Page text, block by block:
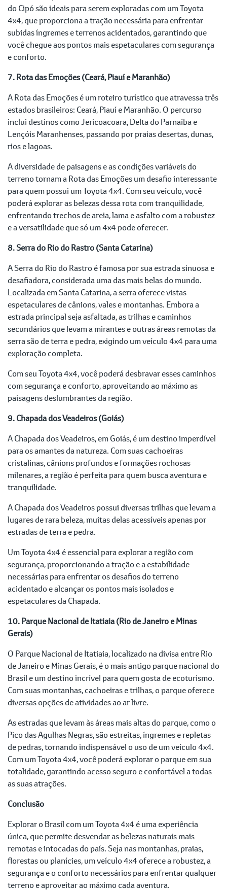
do Cipó são ideais para serem exploradas com um Toyota
4x4, que proporciona a tração necessária para enfrentar
subidas íngremes e terrenos acidentados, garantindo que
você chegue aos pontos mais espetaculares com segurança
e conforto.
7. Rota das Emoções (Ceará, Piauí e Maranhão)
A Rota das Emoções é um roteiro turístico que atravessa três
estados brasileiros: Ceará, Piauí e Maranhão. O percurso
inclui destinos como Jericoacoara, Delta do Parnaíba e
Lençóis Maranhenses, passando por praias desertas, dunas,
rios e lagoas.
A diversidade de paisagens e as condições variáveis do
terreno tornam a Rota das Emoções um desafio interessante
para quem possui um Toyota 4x4. Com seu veículo, você
poderá explorar as belezas dessa rota com tranquilidade,
enfrentando trechos de areia, lama e asfalto com a robustez
e a versatilidade que só um 4x4 pode oferecer.
8. Serra do Rio do Rastro (Santa Catarina)
A Serra do Rio do Rastro é famosa por sua estrada sinuosa e
desafiadora, considerada uma das mais belas do mundo.
Localizada em Santa Catarina, a serra oferece vistas
espetaculares de cânions, vales e montanhas. Embora a
estrada principal seja asfaltada, as trilhas e caminhos
secundários que levam a mirantes e outras áreas remotas da
serra são de terra e pedra, exigindo um veículo 4x4 para uma
exploração completa.
Com seu Toyota 4x4, você poderá desbravar esses caminhos
com segurança e conforto, aproveitando ao máximo as
paisagens deslumbrantes da região.
9. Chapada dos Veadeiros (Goiás)
A Chapada dos Veadeiros, em Goiás, é um destino imperdível
para os amantes da natureza. Com suas cachoeiras
cristalinas, cânions profundos e formações rochosas
milenares, a região é perfeita para quem busca aventura e
tranquilidade.
A Chapada dos Veadeiros possui diversas trilhas que levam a
lugares de rara beleza, muitas delas acessíveis apenas por
estradas de terra e pedra.
Um Toyota 4x4 é essencial para explorar a região com
segurança, proporcionando a tração e a estabilidade
necessárias para enfrentar os desafios do terreno
acidentado e alcançar os pontos mais isolados e
espetaculares da Chapada.
10. Parque Nacional de Itatiaia (Rio de Janeiro e Minas
Gerais)
O Parque Nacional de Itatiaia, localizado na divisa entre Rio
de Janeiro e Minas Gerais, é o mais antigo parque nacional do
Brasil e um destino incrível para quem gosta de ecoturismo.
Com suas montanhas, cachoeiras e trilhas, o parque oferece
diversas opções de atividades ao ar livre.
As estradas que levam às áreas mais altas do parque, como o
Pico das Agulhas Negras, são estreitas, íngremes e repletas
de pedras, tornando indispensável o uso de um veículo 4x4.
Com um Toyota 4x4, você poderá explorar o parque em sua
totalidade, garantindo acesso seguro e confortável a todas
as suas atrações.
Conclusão
Explorar o Brasil com um Toyota 4x4 é uma experiência
única, que permite desvendar as belezas naturais mais
remotas e intocadas do país. Seja nas montanhas, praias,
florestas ou planícies, um veículo 4x4 oferece a robustez, a
segurança e o conforto necessários para enfrentar qualquer
terreno e aproveitar ao máximo cada aventura.